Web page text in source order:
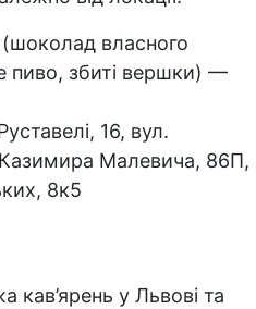
власного
пиво, збиті вершки) —
16, вул.
Малевича, 86П,
8к5
у Львові та